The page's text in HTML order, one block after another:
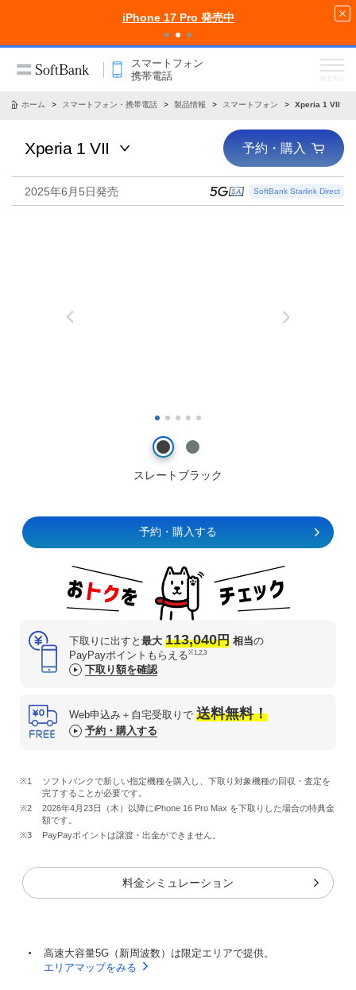
iPhone 17 Pro 発売中
スマートフォン
携帯電話
ホーム スマートフォン・携帯電話 製品情報 スマートフォン Xperia 1 VII
Xperia 1 VII 予約・購入
2025年6月5日発売
スレートブラック
予約・購入する
下取りに出すと 最大 113,040円 相当の
PayPayポイントもらえる※1,2,3
下取り額を確認
Web申込み＋自宅受取りで 送料無料！
予約・購入する
※1
ソフトバンクで新しい指定機種を購入し、下取り対象機種の回収・査定を
完了することが必要です。
※2
2026年4月23日（木）以降にiPhone 16 Pro Max を下取りした場合の特典金
額です。
※3
PayPayポイントは譲渡・出金ができません。
料金シミュレーション
高速大容量5G（新周波数）は限定エリアで提供。
エリアマップをみる